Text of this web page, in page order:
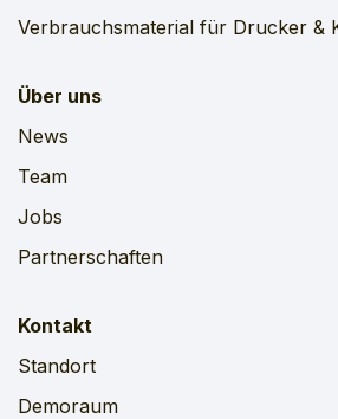
Verbrauchsmaterial für Drucker &
Über uns
News
Team
Jobs
Partnerschaften
Kontakt
Standort
Demoraum